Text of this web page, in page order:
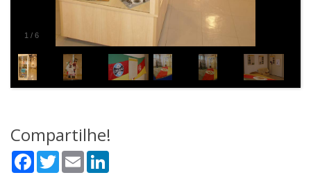
2 / 6
Compartilhe!
Facebook
TwitterEmail